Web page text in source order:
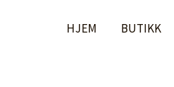
HJEM BUTIKK